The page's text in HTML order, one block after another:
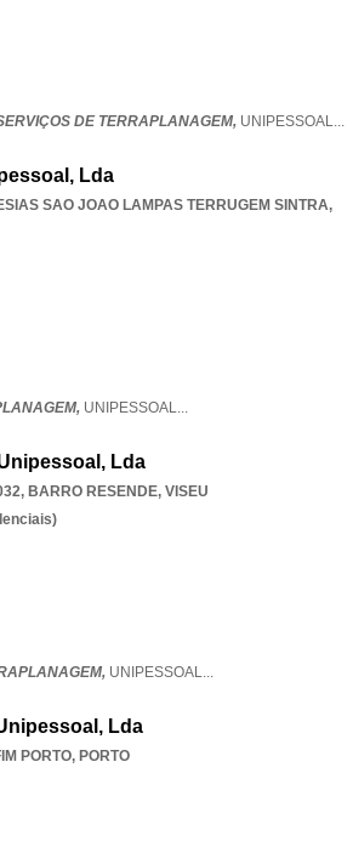
DE TERRAPLANAGEM, UNIPESSOAL...
Lda
SAO JOAO LAMPAS TERRUGEM SINTRA,
UNIPESSOAL...
Lda
, BARRO RESENDE, VISEU
UNIPESSOAL...
Lda
PORTO, PORTO